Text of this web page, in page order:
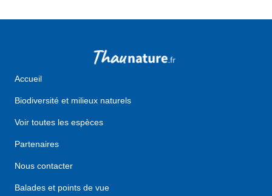
Accueil
Biodiversité et milieux naturels
Voir toutes les espèces
Partenaires
Nous contacter
Balades et points de vue